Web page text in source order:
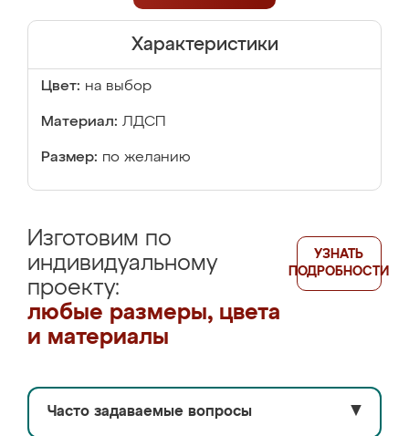
Характеристики
Цвет: на выбор
Материал: ЛДСП
Размер: по желанию
Изготовим по
индивидуальному
проекту:
любые размеры, цвета
и материалы
УЗНАТЬ
ПОДРОБНОСТИ
Часто задаваемые вопросы ▼